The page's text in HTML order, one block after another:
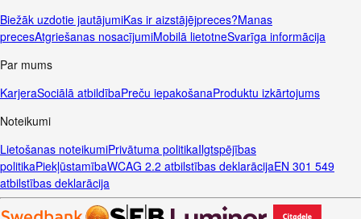
Biežāk uzdotie jautājumiKas ir aizstājējpreces?Manas
precesAtgriešanas nosacījumiMobilā lietotneSvarīga informācija
Par mums
KarjeraSociālā atbildībaPreču iepakošanaProduktu izkārtojums
Noteikumi
Lietošanas noteikumiPrivātuma politikaIlgtspējības
politikaPiekļūstamībaWCAG 2.2 atbilstības deklarācijaEN 301 549
atbilstības deklarācija